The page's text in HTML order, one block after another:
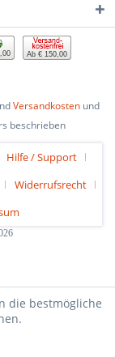
Ab € 150,00
Versandkostenund
beschrieben
Hilfe / Support
Widerrufsrecht
die bestmögliche